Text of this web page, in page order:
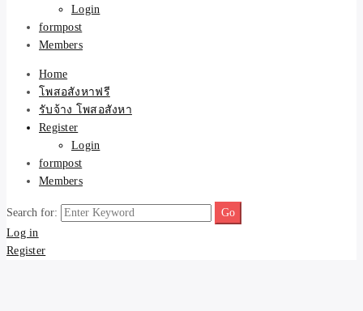
โพสต์อสังหา-บ้านที่ดิน
Login
formpost
Members
Home
โพสอสังหาฟรี
รับจ้าง โพสอสังหา
Register
Login
formpost
Members
Search for:
Log in
Register